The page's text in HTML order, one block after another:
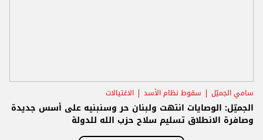
سامي الجميّل سقوط نظام الأسد الاغتيالات
الجميّل: الوصايات انتهت ولبنان حر وسنبنيه على أسس جديدة
وصافرة الانطلاق تسليم سلاح حزب الله للدولة